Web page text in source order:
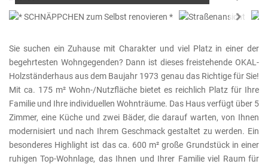
Next
Sie suchen ein Zuhause mit Charakter und viel Platz in einer der
begehrtesten Wohngegenden? Dann ist dieses freistehende OKAL-
Holzständerhaus aus dem Baujahr 1973 genau das Richtige für Sie!
Mit ca. 175 m² Wohn-/Nutzfläche bietet es reichlich Platz für Ihre
Familie und Ihre individuellen Wohnträume. Das Haus verfügt über 5
Zimmer, eine Küche und zwei Bäder, die darauf warten, von Ihnen
modernisiert und nach Ihrem Geschmack gestaltet zu werden. Ein
besonderes Highlight ist das ca. 600 m² große Grundstück in einer
ruhigen Top-Wohnlage, das Ihnen und Ihrer Familie viel Raum für